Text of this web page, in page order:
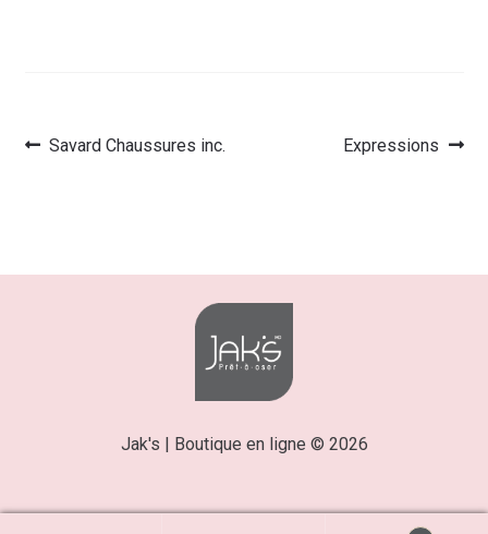
Navigation
Article
Savard Chaussures inc.
Article
suivant :
Expressions
Jak's | Boutique en ligne © 2026